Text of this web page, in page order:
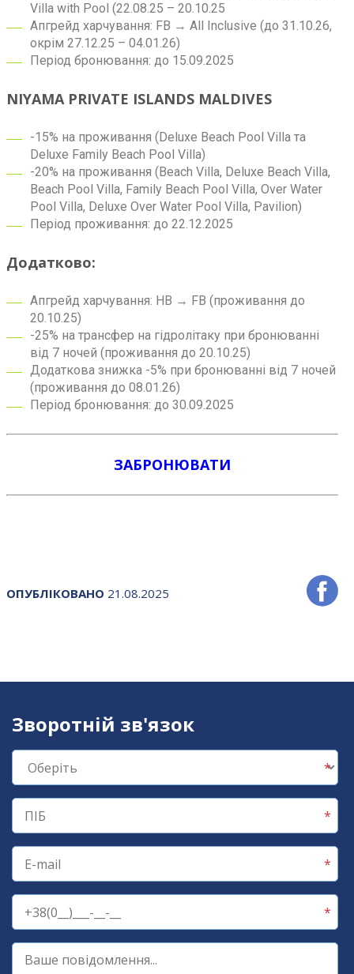
Villa with Pool (22.08.25 – 20.10.25
Апгрейд харчування: FB → All Inclusive (до 31.10.26,
окрім 27.12.25 – 04.01.26)
Період бронювання: до 15.09.2025
NIYAMA PRIVATE ISLANDS MALDIVES
-15% на проживання (Deluxe Beach Pool Villa та
Deluxe Family Beach Pool Villa)
-20% на проживання (Beach Villa, Deluxe Beach Villa,
Beach Pool Villa, Family Beach Pool Villa, Over Water
Pool Villa, Deluxe Over Water Pool Villa, Pavilion)
Період проживання: до 22.12.2025
Додатково:
Апгрейд харчування: HB → FB (проживання до
20.10.25)
-25% на трансфер на гідролітаку при бронюванні
від 7 ночей (проживання до 20.10.25)
Додаткова знижка -5% при бронюванні від 7 ночей
(проживання до 08.01.26)
Період бронювання: до 30.09.2025
ЗАБРОНЮВАТИ
ОПУБЛІКОВАНО 21.08.2025
Зворотній зв'язок